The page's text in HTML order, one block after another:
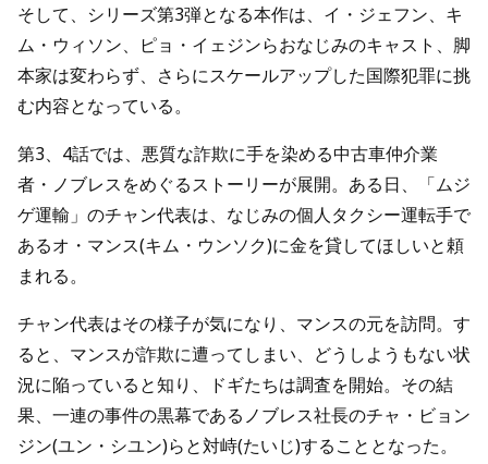
そして、シリーズ第3弾となる本作は、イ・ジェフン、キ
ム・ウィソン、ピョ・イェジンらおなじみのキャスト、脚
本家は変わらず、さらにスケールアップした国際犯罪に挑
む内容となっている。
第3、4話では、悪質な詐欺に手を染める中古車仲介業
者・ノブレスをめぐるストーリーが展開。ある日、「ムジ
ゲ運輸」のチャン代表は、なじみの個人タクシー運転手で
あるオ・マンス(キム・ウンソク)に金を貸してほしいと頼
まれる。
チャン代表はその様子が気になり、マンスの元を訪問。す
ると、マンスが詐欺に遭ってしまい、どうしようもない状
況に陥っていると知り、ドギたちは調査を開始。その結
果、一連の事件の黒幕であるノブレス社長のチャ・ビョン
ジン(ユン・シユン)らと対峙(たいじ)することとなった。